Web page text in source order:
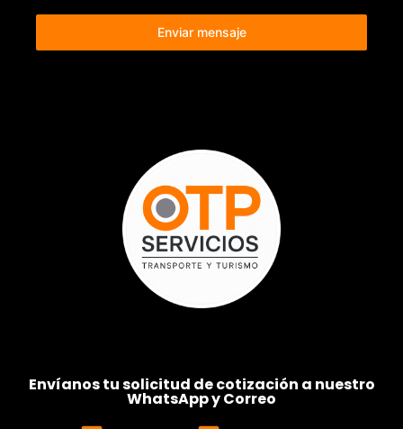
Enviar mensaje
Envíanos tu solicitud de cotización a nuestro
WhatsApp y Correo